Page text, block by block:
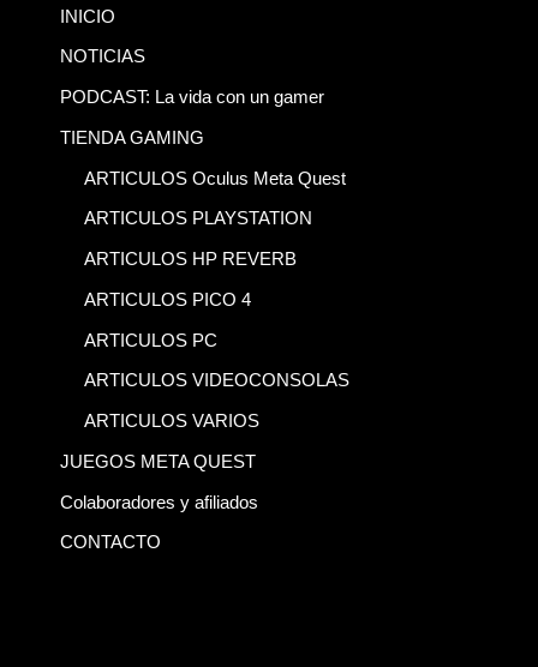
INICIO
NOTICIAS
PODCAST: La vida con un gamer
TIENDA GAMING
ARTICULOS Oculus Meta Quest
ARTICULOS PLAYSTATION
ARTICULOS HP REVERB
ARTICULOS PICO 4
ARTICULOS PC
ARTICULOS VIDEOCONSOLAS
ARTICULOS VARIOS
JUEGOS META QUEST
Colaboradores y afiliados
CONTACTO